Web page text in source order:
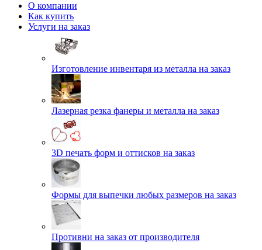
О компании
Как купить
Услуги на заказ
Изготовление инвентаря из металла на заказ
Лазерная резка фанеры и металла на заказ
3D печать форм и оттисков на заказ
Формы для выпечки любых размеров на заказ
Противни на заказ от производителя